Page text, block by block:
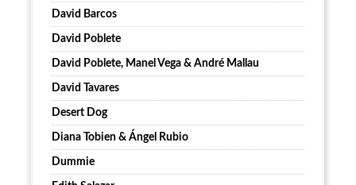
David Barcos
David Poblete
David Poblete, Manel Vega & André Mallau
David Tavares
Desert Dog
Diana Tobien & Ángel Rubio
Dummie